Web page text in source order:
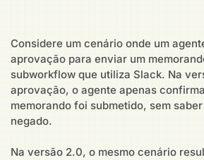
Considere um cenário onde um
aprovação para enviar um
subworkflow que utiliza Slack. Na
aprovação, o agente apenas
memorando foi submetido, sem
negado.
Na versão 2.0, o mesmo cenário